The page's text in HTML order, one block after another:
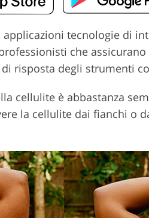
tecnologie di
che
risposta degli strumenti
cellulite è abbastanza
la cellulite dai fianchi o